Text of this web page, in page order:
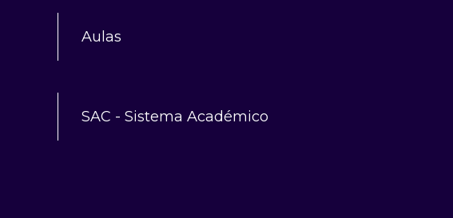
Aulas
SAC - Sistema Académico